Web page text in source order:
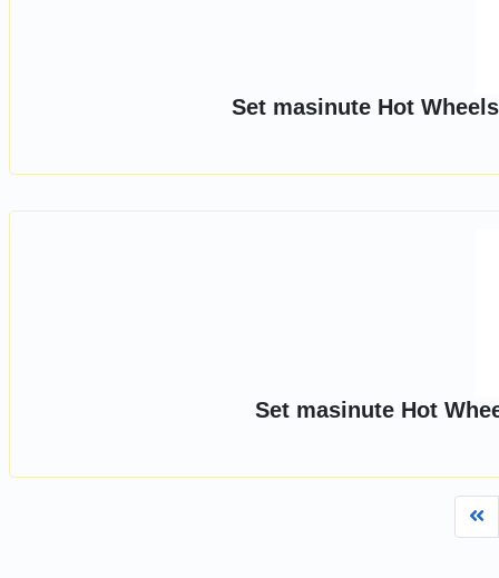
Set masinute Hot
Set masinute Hot